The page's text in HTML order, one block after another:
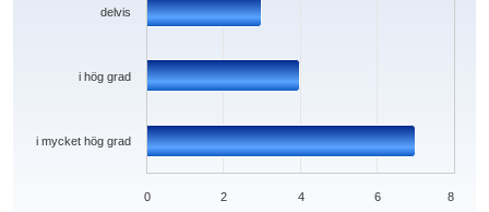
i mycket hög grad
i hög grad
delvis
0 2 4 6 8